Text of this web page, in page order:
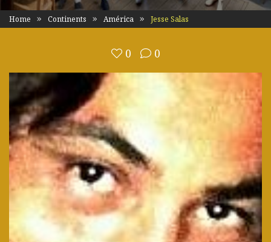
Home Continents América Jesse Salas
0 0